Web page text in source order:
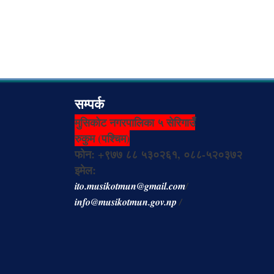
सम्पर्क
मुसिकोट नगरपालिका ५ सेरिगाउँ
रुकुम (पश्चिम)
फोन: +९७७ ८८ ५३०२६१, ०८८-५२०३७२
इमेल:
ito.musikotmun@gmail.com/
info@musikotmun.gov.np/